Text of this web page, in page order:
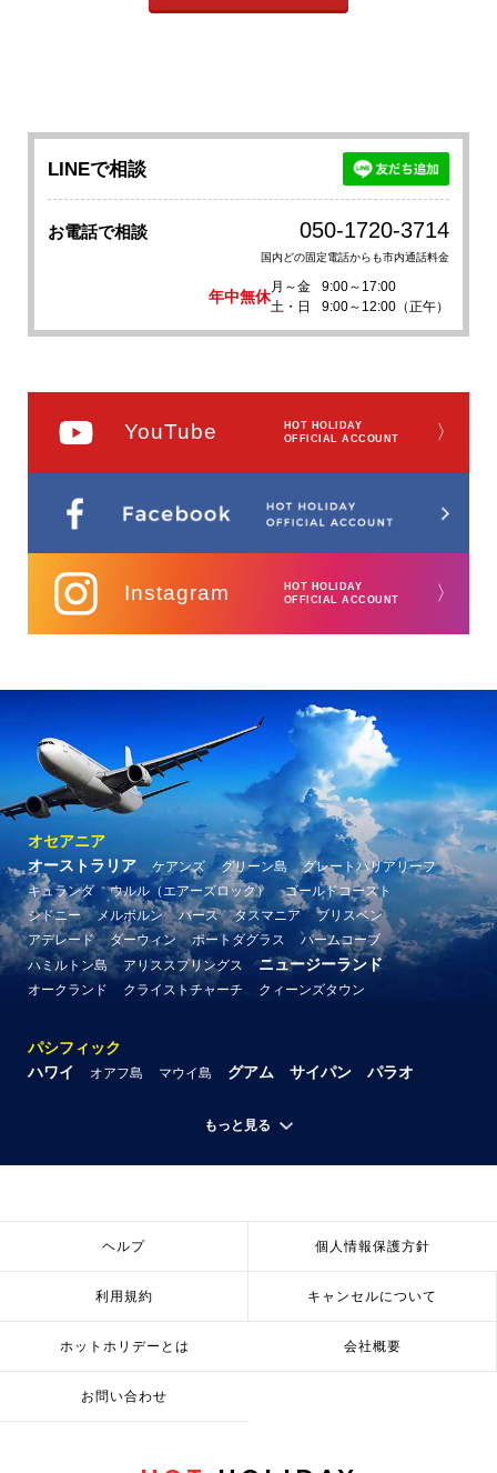
LINEで相談
お電話で相談 050-1720-3714
国内どの固定電話からも市内通話料金
年中無休
月～金
9:00～17:00
土・日
9:00～12:00（正午）
YouTube
HOT HOLIDAY
OFFICIAL ACCOUNT
〉
Instagram
HOT HOLIDAY
OFFICIAL ACCOUNT
〉
オセアニア
オーストラリア
ケアンズ グリーン島
グレートバリアリーフ
キュランダ
ウルル（エアーズロック）
ゴールドコースト
シドニー
メルボルン パース タスマニア
ブリスベン
アデレード
ダーウィン ポートダグラス
パームコーブ
ハミルトン島
アリススプリングス ニュージーランド
オークランド クライストチャーチ クィーンズタウン
パシフィック
ハワイ
オアフ島 マウイ島 グアム サイパン パラオ
もっと見る
ヘルプ 個人情報保護方針
利用規約 キャンセルについて
ホットホリデーとは 会社概要
お問い合わせ